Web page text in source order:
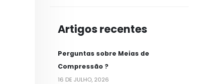
Artigos recentes
Perguntas sobre Meias de
Compressão ?
16 DE JULHO, 2026